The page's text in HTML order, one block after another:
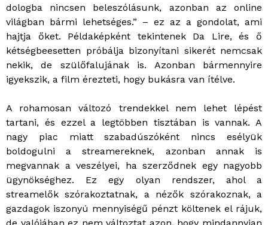
dologba nincsen beleszólásunk, azonban az online
világban bármi lehetséges.” – ez az a gondolat, ami
hajtja őket. Példaképként tekintenek Da Lire, és ő
kétségbeesetten próbálja bizonyítani sikerét nemcsak
nekik, de szülőfalujának is. Azonban bármennyire
igyekszik, a film érezteti, hogy bukásra van ítélve.
A rohamosan változó trendekkel nem lehet lépést
tartani, és ezzel a legtöbben tisztában is vannak. A
nagy piac miatt szabadúszóként nincs esélyük
boldogulni a streamereknek, azonban annak is
megvannak a veszélyei, ha szerződnek egy nagyobb
ügynökséghez. Ez egy olyan rendszer, ahol a
streamelők szórakoztatnak, a nézők szórakoznak, a
gazdagok iszonyú mennyiségű pénzt költenek el rájuk,